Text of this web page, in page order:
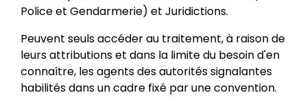
Police et Gendarmerie) et Juridictions.
Peuvent seuls accéder au traitement, à raison de
leurs attributions et dans la limite du besoin d'en
connaître, les agents des autorités signalantes
habilités dans un cadre fixé par une convention.